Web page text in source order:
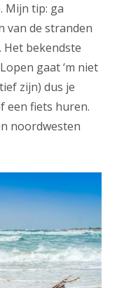
Mijn tip: ga
van de stranden
Het bekendste
gaat ‘m niet
zijn) dus je
een fiets huren.
noordwesten